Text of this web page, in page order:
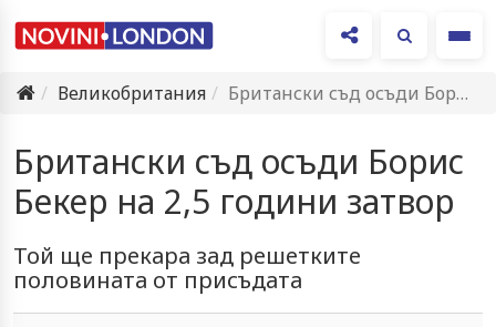
Великобритания
Британски съд осъди Борис Бекер на 2,5 години затвор
Британски съд осъди Борис
Бекер на 2,5 години затвор
Той ще прекара зад решетките
половината от присъдата